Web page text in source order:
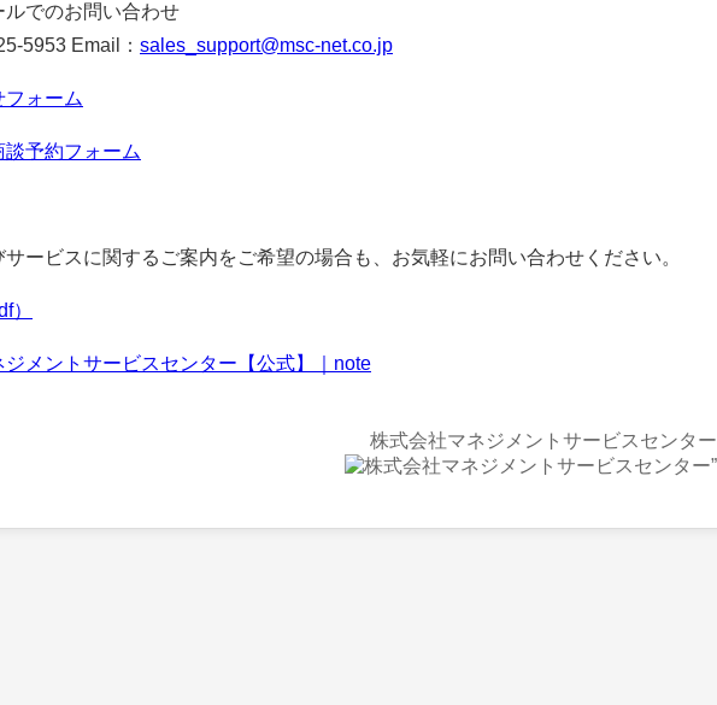
ルでのお問い合わせ
5953 Email： sales_support@msc-net.co.jp
フォーム
談予約フォーム
ービスに関するご案内をご希望の場合も、お気軽にお問い合わせください。
）
ジメントサービスセンター【公式】｜note
株式会社マネジメントサービスセンター